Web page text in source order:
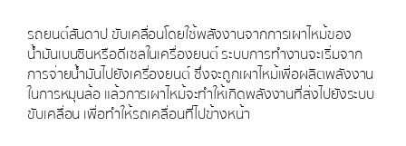
รถยนต์สันดาป ขับเคลื่อนโดยใช้พลังงานจากการเผาไหม้ของ
น้ำมันเบนซินหรือดีเซลในเครื่องยนต์ ระบบการทำงานจะเริ่มจาก
การจ่ายน้ำมันไปยังเครื่องยนต์ ซึ่งจะถูกเผาไหม้เพื่อผลิตพลังงาน
ในการหมุนล้อ แล้วการเผาไหม้จะทำให้เกิดพลังงานที่ส่งไปยังระบบ
ขับเคลื่อน เพื่อทำให้รถเคลื่อนที่ไปข้างหน้า